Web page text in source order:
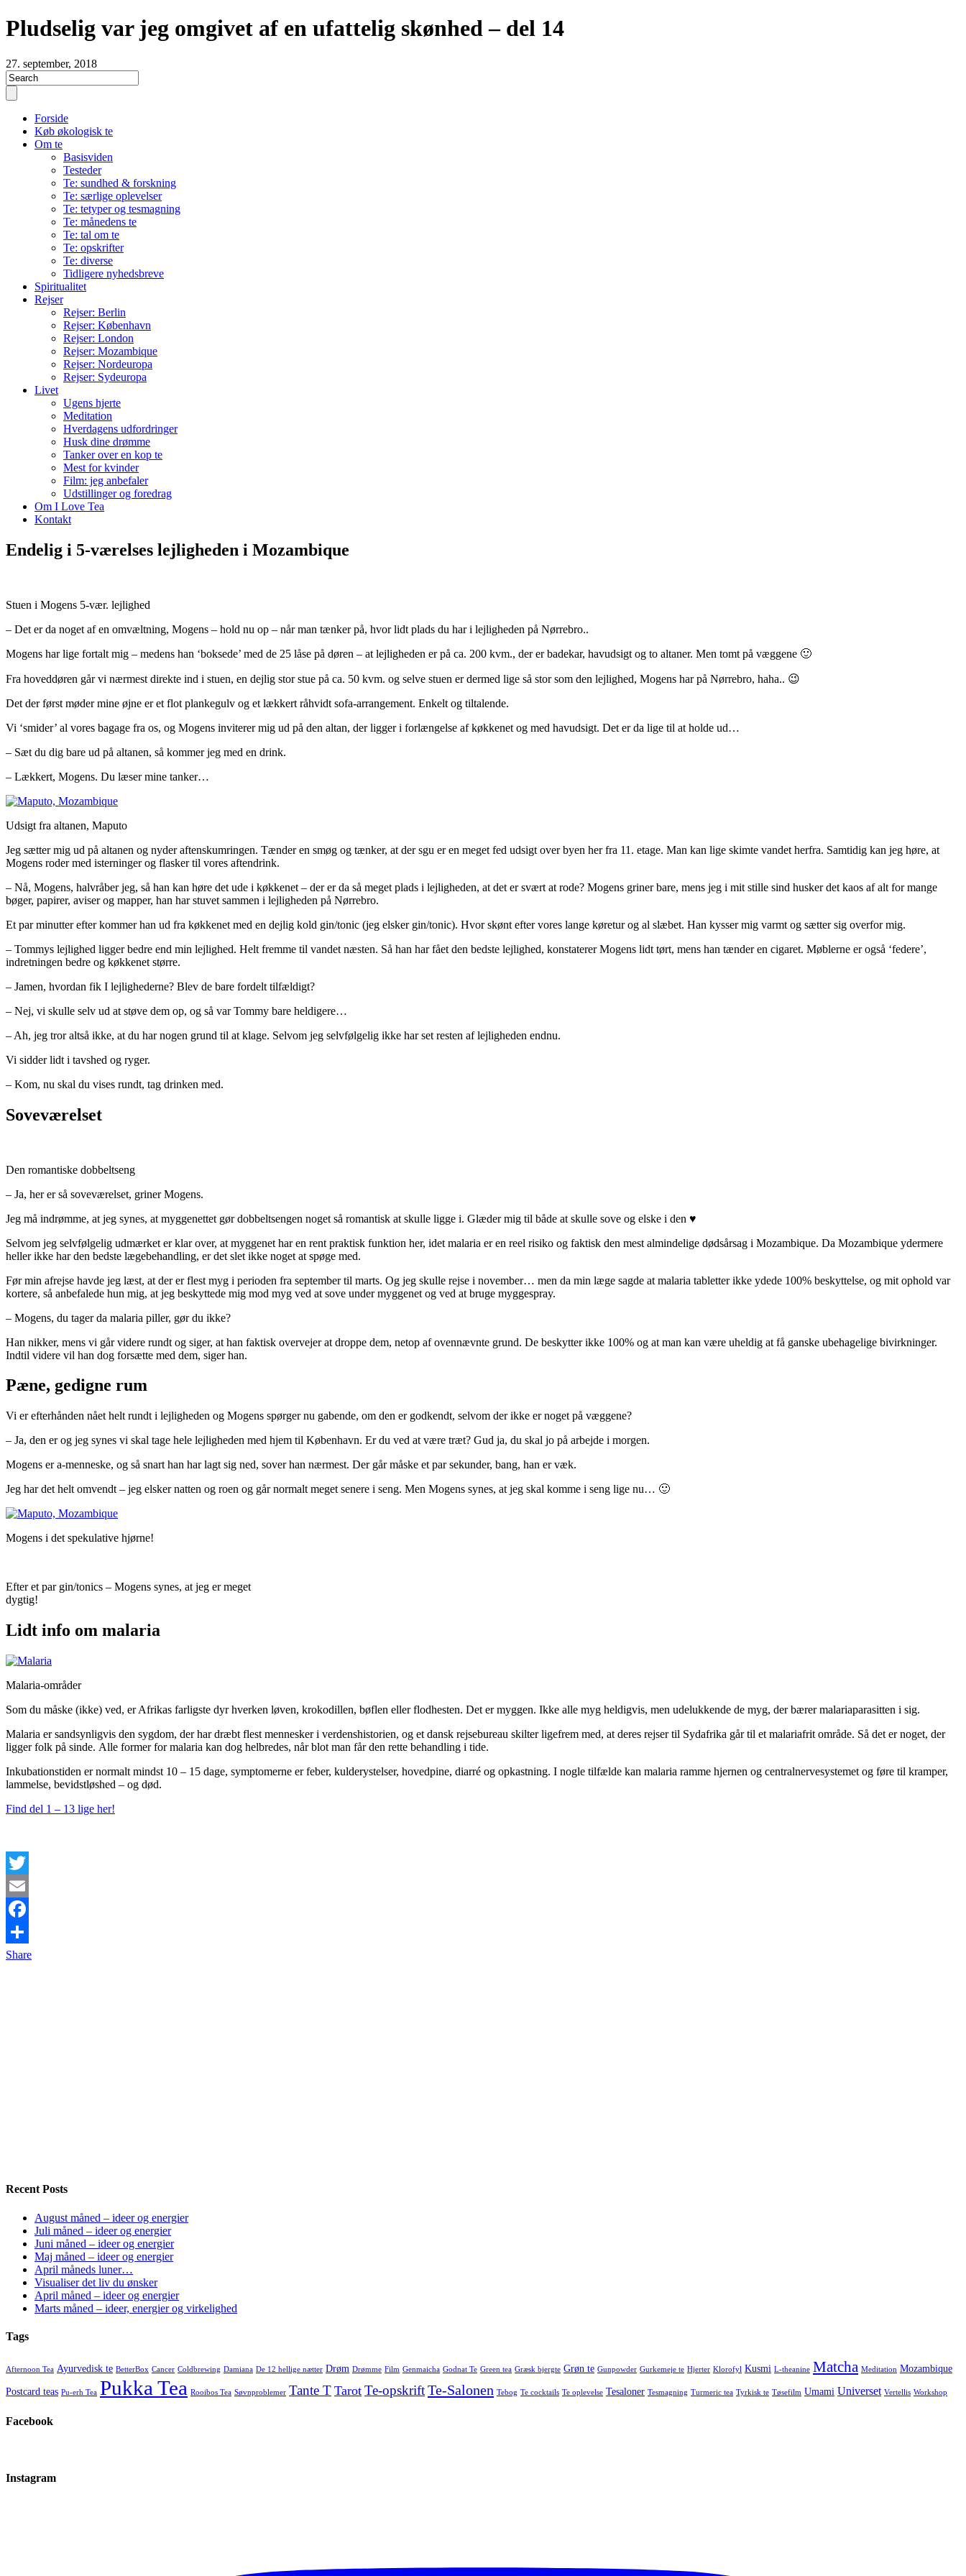
Pludselig var jeg omgivet af en ufattelig skønhed – del 14
27. september, 2018
Forside
Køb økologisk te
Om te
Basisviden
Testeder
Te: sundhed & forskning
Te: særlige oplevelser
Te: tetyper og tesmagning
Te: månedens te
Te: tal om te
Te: opskrifter
Te: diverse
Tidligere nyhedsbreve
Spiritualitet
Rejser
Rejser: Berlin
Rejser: København
Rejser: London
Rejser: Mozambique
Rejser: Nordeuropa
Rejser: Sydeuropa
Livet
Ugens hjerte
Meditation
Hverdagens udfordringer
Husk dine drømme
Tanker over en kop te
Mest for kvinder
Film: jeg anbefaler
Udstillinger og foredrag
Om I Love Tea
Kontakt
Endelig i 5-værelses lejligheden i Mozambique
Stuen i Mogens 5-vær. lejlighed
– Det er da noget af en omvæltning, Mogens – hold nu op – når man tænker på, hvor lidt plads du har i lejligheden på Nørrebro..
Mogens har lige fortalt mig – medens han ‘boksede’ med de 25 låse på døren – at lejligheden er på ca. 200 kvm., der er badekar, havudsigt og to altaner. Men tomt på væggene 🙂
Fra hoveddøren går vi nærmest direkte ind i stuen, en dejlig stor stue på ca. 50 kvm. og selve stuen er dermed lige så stor som den lejlighed, Mogens har på Nørrebro, haha.. 😉
Det der først møder mine øjne er et flot plankegulv og et lækkert råhvidt sofa-arrangement. Enkelt og tiltalende.
Vi ‘smider’ al vores bagage fra os, og Mogens inviterer mig ud på den altan, der ligger i forlængelse af køkkenet og med havudsigt. Det er da lige til at holde ud…
– Sæt du dig bare ud på altanen, så kommer jeg med en drink.
– Lækkert, Mogens. Du læser mine tanker…
Udsigt fra altanen, Maputo
Jeg sætter mig ud på altanen og nyder aftenskumringen. Tænder en smøg og tænker, at der sgu er en meget fed udsigt over byen her fra 11. etage. Man kan lige skimte vandet herfra. Samtidig kan jeg høre, at
Mogens roder med isterninger og flasker til vores aftendrink.
– Nå, Mogens, halvråber jeg, så han kan høre det ude i køkkenet – der er da så meget plads i lejligheden, at det er svært at rode? Mogens griner bare, mens jeg i mit stille sind husker det kaos af alt for mange
bøger, papirer, aviser og mapper, han har stuvet sammen i lejligheden på Nørrebro.
Et par minutter efter kommer han ud fra køkkenet med en dejlig kold gin/tonic (jeg elsker gin/tonic). Hvor skønt efter vores lange køretur og al slæbet. Han kysser mig varmt og sætter sig overfor mig.
– Tommys lejlighed ligger bedre end min lejlighed. Helt fremme til vandet næsten. Så han har fået den bedste lejlighed, konstaterer Mogens lidt tørt, mens han tænder en cigaret. Møblerne er også ‘federe’,
indretningen bedre og køkkenet større.
– Jamen, hvordan fik I lejlighederne? Blev de bare fordelt tilfældigt?
– Nej, vi skulle selv ud at støve dem op, og så var Tommy bare heldigere…
– Ah, jeg tror altså ikke, at du har nogen grund til at klage. Selvom jeg selvfølgelig ikke har set resten af lejligheden endnu.
Vi sidder lidt i tavshed og ryger.
– Kom, nu skal du vises rundt, tag drinken med.
Soveværelset
Den romantiske dobbeltseng
– Ja, her er så soveværelset, griner Mogens.
Jeg må indrømme, at jeg synes, at myggenettet gør dobbeltsengen noget så romantisk at skulle ligge i. Glæder mig til både at skulle sove og elske i den ♥
Selvom jeg selvfølgelig udmærket er klar over, at myggenet har en rent praktisk funktion her, idet malaria er en reel risiko og faktisk den mest almindelige dødsårsag i Mozambique. Da Mozambique ydermere
heller ikke har den bedste lægebehandling, er det slet ikke noget at spøge med.
Før min afrejse havde jeg læst, at der er flest myg i perioden fra september til marts. Og jeg skulle rejse i november… men da min læge sagde at malaria tabletter ikke ydede 100% beskyttelse, og mit ophold var
kortere, så anbefalede hun mig, at jeg beskyttede mig mod myg ved at sove under myggenet og ved at bruge myggespray.
– Mogens, du tager da malaria piller, gør du ikke?
Han nikker, mens vi går videre rundt og siger, at han faktisk overvejer at droppe dem, netop af ovennævnte grund. De beskytter ikke 100% og at man kan være uheldig at få ganske ubehagelige bivirkninger.
Indtil videre vil han dog forsætte med dem, siger han.
Pæne, gedigne rum
Vi er efterhånden nået helt rundt i lejligheden og Mogens spørger nu gabende, om den er godkendt, selvom der ikke er noget på væggene?
– Ja, den er og jeg synes vi skal tage hele lejligheden med hjem til København. Er du ved at være træt? Gud ja, du skal jo på arbejde i morgen.
Mogens er a-menneske, og så snart han har lagt sig ned, sover han nærmest. Der går måske et par sekunder, bang, han er væk.
Jeg har det helt omvendt – jeg elsker natten og roen og går normalt meget senere i seng. Men Mogens synes, at jeg skal komme i seng lige nu… 🙂
Mogens i det spekulative hjørne!
Efter et par gin/tonics – Mogens synes, at jeg er meget
dygtig!
Lidt info om malaria
Malaria-områder
Som du måske (ikke) ved, er Afrikas farligste dyr hverken løven, krokodillen, bøflen eller flodhesten. Det er myggen. Ikke alle myg heldigvis, men udelukkende de myg, der bærer malariaparasitten i sig.
Malaria er sandsynligvis den sygdom, der har dræbt flest mennesker i verdenshistorien, og et dansk rejsebureau skilter ligefrem med, at deres rejser til Sydafrika går til et malariafrit område. Så det er noget, der
ligger folk på sinde. Alle former for malaria kan dog helbredes, når blot man får den rette behandling i tide.
Inkubationstiden er normalt mindst 10 – 15 dage, symptomerne er feber, kulderystelser, hovedpine, diarré og opkastning. I nogle tilfælde kan malaria ramme hjernen og centralnervesystemet og føre til kramper,
lammelse, bevidstløshed – og død.
Find del 1 – 13 lige her!
Twitter
Email
Facebook
Share
Recent Posts
August måned – ideer og energier
Juli måned – ideer og energier
Juni måned – ideer og energier
Maj måned – ideer og energier
April måneds luner…
Visualiser det liv du ønsker
April måned – ideer og energier
Marts måned – ideer, energier og virkelighed
Tags
Afternoon Tea Ayurvedisk te BetterBox Cancer Coldbrewing Damiana De 12 hellige nætter Drøm Drømme Film Genmaicha Godnat Te Green tea Græsk bjergte Grøn te Gunpowder Gurkemeje te Hjerter Klorofyl Kusmi L-theanine Matcha Meditation Mozambique
Postcard teas Pu-erh Tea Pukka Tea Rooibos Tea Søvnproblemer Tante T Tarot Te-opskriftTe-Salonen Tebog Te cocktails Te oplevelse Tesaloner Tesmagning Turmeric tea Tyrkisk te Tøsefilm Umami Universet Vertellis Workshop
Facebook
Instagram